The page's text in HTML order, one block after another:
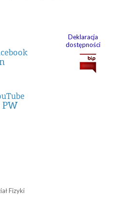
PW
Fizyki
Deklaracja
dostępności